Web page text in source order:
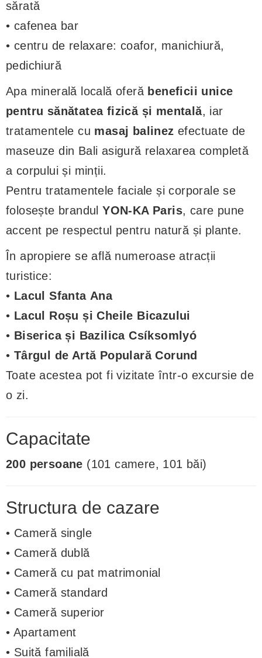
sărată
• cafenea bar
• centru de relaxare: coafor, manichiură,
pedichiură
Apa minerală locală oferă beneficii unice
pentru sănătatea fizică și mentală, iar
tratamentele cu masaj balinez efectuate de
maseuze din Bali asigură relaxarea completă
a corpului și minții.
Pentru tratamentele faciale și corporale se
folosește brandulYON-KA Paris, care pune
accent pe respectul pentru natură și plante.
În apropiere se află numeroase atracții
turistice:
• Lacul Sfanta Ana
• Lacul Roșu și Cheile Bicazului
• Biserica și Bazilica Csíksomlyó
• Târgul de Artă Populară Corund
Toate acestea pot fi vizitate într-o excursie de
o zi.
Capacitate
200 persoane (101 camere, 101 băi)
Structura de cazare
• Cameră single
• Cameră dublă
• Cameră cu pat matrimonial
• Cameră standard
• Cameră superior
• Apartament
• Suită familială